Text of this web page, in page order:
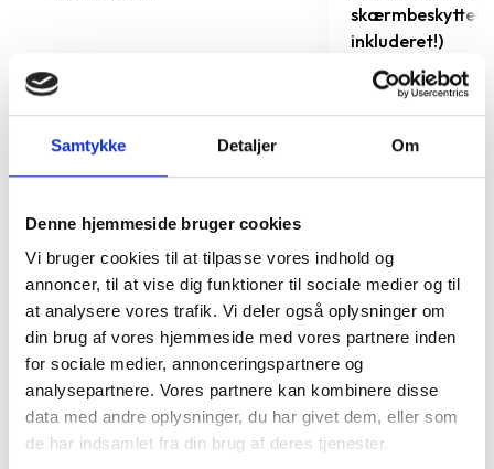
Samtykke Detaljer Om
Denne hjemmeside bruger cookies
Vi bruger cookies til at tilpasse vores indhold og
annoncer, til at vise dig funktioner til sociale medier og til
at analysere vores trafik. Vi deler også oplysninger om
din brug af vores hjemmeside med vores partnere inden
for sociale medier, annonceringspartnere og
analysepartnere. Vores partnere kan kombinere disse
data med andre oplysninger, du har givet dem, eller som
de har indsamlet fra din brug af deres tjenester.
149 kr.
inkluderet!)
99 kr.